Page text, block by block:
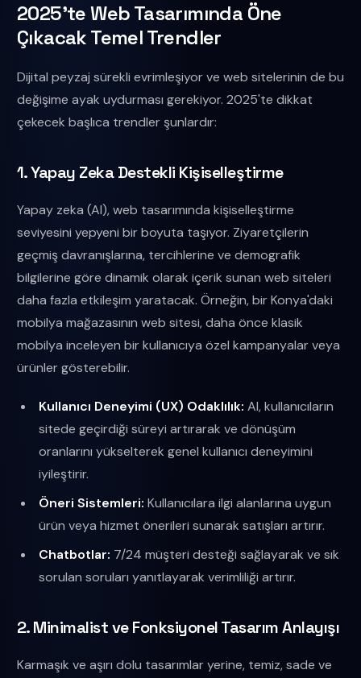
2025'te Web Tasarımında Öne
Çıkacak Temel Trendler
Dijital peyzaj sürekli evrimleşiyor ve web sitelerinin de bu
değişime ayak uydurması gerekiyor. 2025'te dikkat
çekecek başlıca trendler şunlardır:
1. Yapay Zeka Destekli Kişiselleştirme
Yapay zeka (AI), web tasarımında kişiselleştirme
seviyesini yepyeni bir boyuta taşıyor. Ziyaretçilerin
geçmiş davranışlarına, tercihlerine ve demografik
bilgilerine göre dinamik olarak içerik sunan web siteleri
daha fazla etkileşim yaratacak. Örneğin, bir Konya'daki
mobilya mağazasının web sitesi, daha önce klasik
mobilya inceleyen bir kullanıcıya özel kampanyalar veya
ürünler gösterebilir.
Kullanıcı Deneyimi (UX) Odaklılık: AI, kullanıcıların
sitede geçirdiği süreyi artırarak ve dönüşüm
oranlarını yükselterek genel kullanıcı deneyimini
iyileştirir.
Öneri Sistemleri: Kullanıcılara ilgi alanlarına uygun
ürün veya hizmet önerileri sunarak satışları artırır.
Chatbotlar: 7/24 müşteri desteği sağlayarak ve sık
sorulan soruları yanıtlayarak verimliliği artırır.
2. Minimalist ve Fonksiyonel Tasarım Anlayışı
Karmaşık ve aşırı dolu tasarımlar yerine, temiz, sade ve